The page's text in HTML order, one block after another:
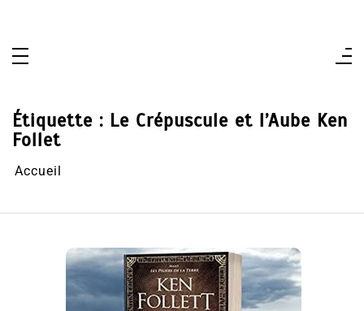
Étiquette : Le Crépuscule et l’Aube Ken
Follet
Accueil